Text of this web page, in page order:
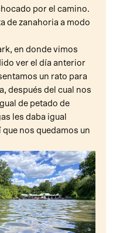
por el camino.
de zanahoria a modo
en donde vimos
ver el día anterior
un rato para
después del cual nos
de petado de
les daba igual
nos quedamos un